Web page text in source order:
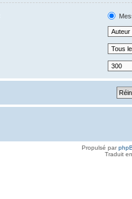
Propulsé par
Traduit